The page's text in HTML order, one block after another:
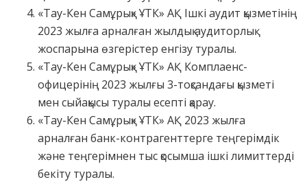
«Тау-Кен Самұрық» ҰТК» АҚ Ішкі аудит қызметінің
2023 жылға арналған жылдық аудиторлық
жоспарына өзгерістер енгізу туралы.
«Тау-Кен Самұрық» ҰТК» АҚ Комплаенс-
офицерінің 2023 жылғы 3-тоқсандағы қызметі
мен сыйақысы туралы есепті қарау.
«Тау-Кен Самұрық» ҰТК» АҚ 2023 жылға
арналған банк-контрагенттерге теңгерімдік
және теңгерімнен тыс қосымша ішкі лимиттерді
бекіту туралы.